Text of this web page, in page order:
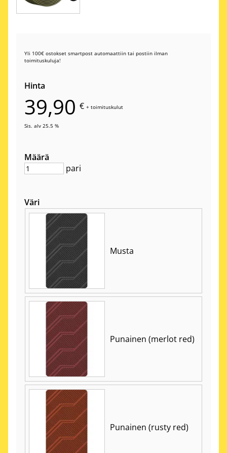
Yli 100€ ostokset smartpost automaattiin tai postiin ilman
toimituskuluja!
Hinta
39,90 € +toimituskulut
Sis. alv 25.5 %
Määrä
pari
Väri
Musta
Punainen (merlot red)
Punainen (rusty red)